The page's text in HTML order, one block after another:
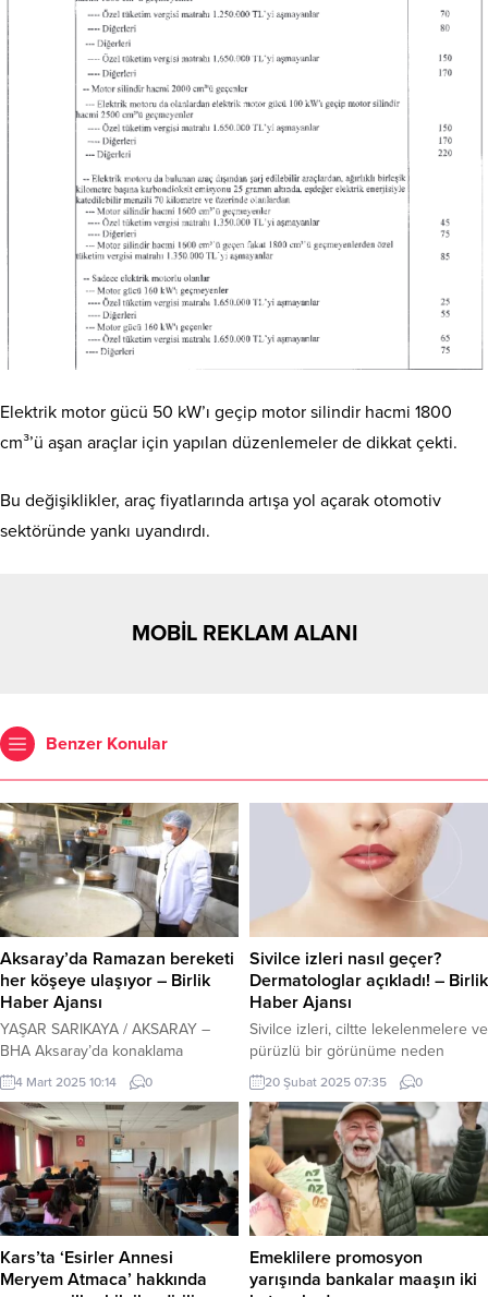
Elektrik motor gücü 50 kW’ı geçip motor silindir hacmi 1800
cm³’ü aşan araçlar için yapılan düzenlemeler de dikkat çekti.
Bu değişiklikler, araç fiyatlarında artışa yol açarak otomotiv
sektöründe yankı uyandırdı.
MOBİL REKLAM ALANI
Benzer Konular
Aksaray’da Ramazan bereketi
her köşeye ulaşıyor – Birlik
Haber Ajansı
YAŞAR SARIKAYA / AKSARAY –
BHA Aksaray’da konaklama
işletmelerine kapsamlı denetim
Aksaray Belediyesi, Ramazan
ayının birlik, beraberlik ve
yardımlaşma ruhunu yaşatmak
amacıyla bu yıl da geniş kapsamlı
sosyal destek çalışmalarına devam
ediyor. Belediye ekipleri, şehrin
dört bir yanında ihtiyaç sahiplerine
ulaşarak gıda yardımlarından sıcak
yemek dağıtımına, iftar çadırından
köylere pide...
4 Mart 2025 10:14 0
Sivilce izleri nasıl geçer?
Dermatologlar açıkladı! – Birlik
Haber Ajansı
Sivilce izleri, ciltte lekelenmelere ve
pürüzlü bir görünüme neden
olabilir. Ancak doğru bakım
yöntemleri ve etkili tedavilerle bu
izleri azaltmak mümkün. İşte sivilce
izlerinden kurtulmak için önerilen
yöntemler… Lazer tedavileri Lazer
teknolojileri, cildin üst tabakasını
yenileyerek sivilce izlerinin
görünümünü azaltır. Özellikle
fraksiyonel lazerler, derin ve
belirgin izlerde etkili olur. Cildin...
20 Şubat 2025 07:35 0
Kars’ta ‘Esirler Annesi
Meryem Atmaca’ hakkında
Emeklilere promosyon
yarışında bankalar maaşın iki